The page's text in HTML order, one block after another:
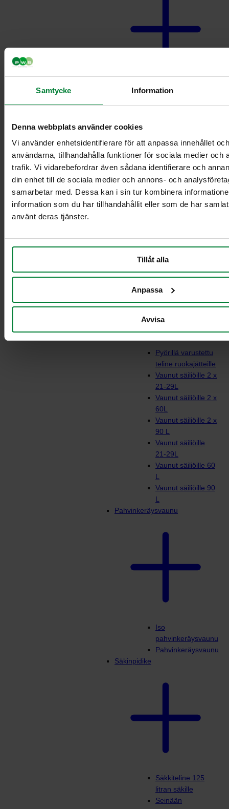
Samtycke Information
Denna webbplats använder cookies
Vi använder enhetsidentifierare för att anpassa innehållet
användarna, tillhandahålla funktioner för sociala medier och
trafik. Vi vidarebefordrar även sådana identifierare och
din enhet till de sociala medier och annons- och
samarbetar med. Dessa kan i sin tur kombinera
information som du har tillhandahållit eller som de har
använt deras tjänster.
Tillåt alla
Anpassa
Avvisa
Vaunuteline 3-4
säiliöille
Kuutonen plus
Nelikko
Nelikko plus
Seitsikko
Seitsikko plus
Pyörillä varustettu
teline ruokajätteille
Vaunut säiliöille 2 x
21-29L
Vaunut säiliöille 2 x
60L
Vaunut säiliöille 2 x
90 L
Vaunut säiliöille
21-29L
Vaunut säiliöille 60
L
Vaunut säiliöille 90
L
Pahvinkeräysvaunu
Iso
pahvinkeräysvaunu
Pahvinkeräysvaunu
Säkinpidike
Säkkiteline 125
litran säkille
Seinään